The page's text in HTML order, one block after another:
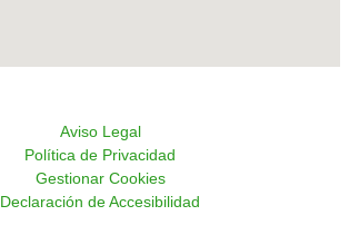
Aviso Legal
Política de Privacidad
Gestionar Cookies
Declaración de Accesibilidad